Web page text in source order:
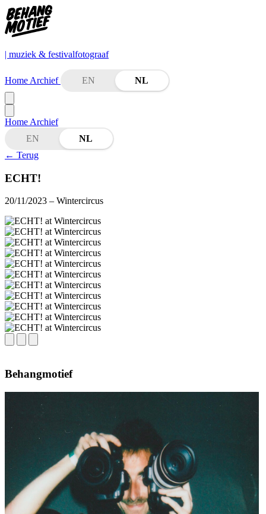
| muziek & festivalfotograaf
Home Archief EN NL
Home Archief
EN
NL
← Terug
ECHT!
20/11/2023 – Wintercircus
Behangmotief